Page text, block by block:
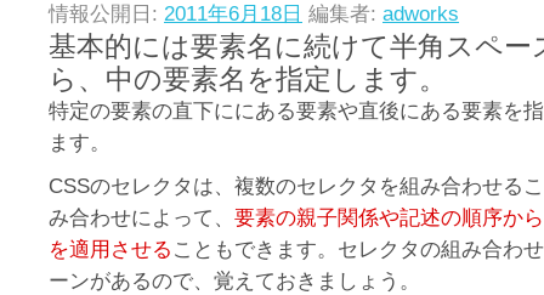
情報公開日: 2011年6月18日 編集者: adworks
基本的には要素名に続けて半角スペー
ら、中の要素名を指定します。
特定の要素の直下ににある要素や直後にある要素を
ます。
CSSのセレクタは、複数のセレクタを組み合わせる
み合わせによって、 要素の親子関係や記述の順序か
を適用させる こともできます。セレクタの組み合わ
ーンがあるので、覚えておきましょう。